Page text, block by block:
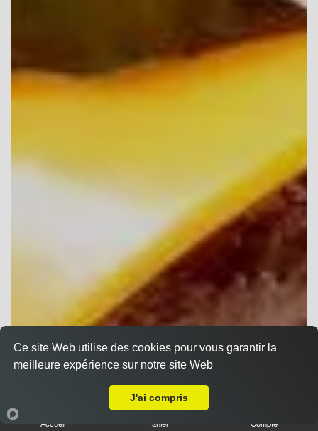
Accueil Panier Compte
Ce site Web utilise des cookies pour vous garantir la
meilleure expérience sur notre site Web
J'ai compris